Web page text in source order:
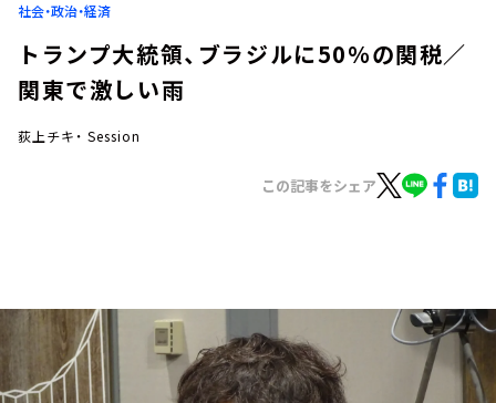
お知らせ
イベント・グッズ
YouTube
社会・政治・経済
トランプ大統領、ブラジルに50％の関税／
関東で激しい雨
荻上チキ・ Session
この記事をシェア